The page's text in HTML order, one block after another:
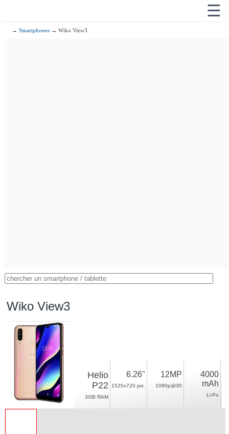
☰
→Smartphones → Wiko View3
Wiko View3
Helio
P22
3GB RAM
6.26"
1520x720 pix.
12MP
1080p@30
4000
mAh
Li-Po